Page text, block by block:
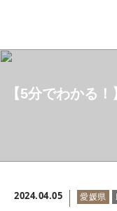
【5分でわかる
2024.04.05 愛媛県
LINEする
施工メニュー
工事の流れ